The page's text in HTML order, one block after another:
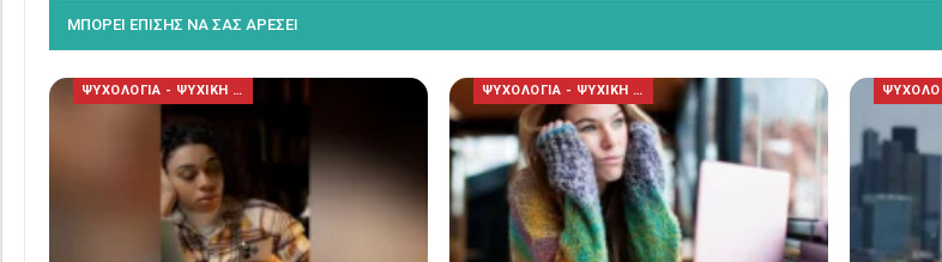
ΜΠΟΡΕΙ ΕΠΙΣΗΣ ΝΑ ΣΑΣ ΑΡΕΣΕΙ
ΨΥΧΟΛΟΓΙΑ - ΨΥΧΙΚΗ ΥΓΕΙΑ ΨΥΧΟΛΟΓΙΑ - ΨΥΧΙΚΗ ΥΓΕΙΑ